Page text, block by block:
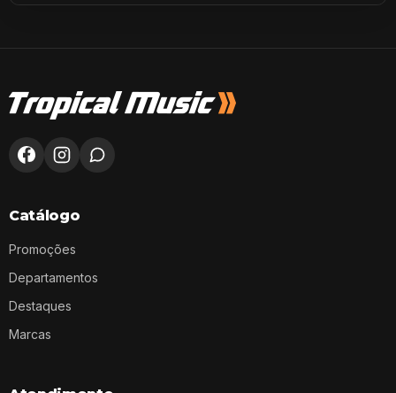
Catálogo
Promoções
Departamentos
Destaques
Marcas